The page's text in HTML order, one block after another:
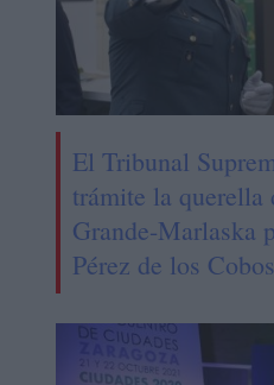
El Tribunal
trámite la querella
Grande-Marlaska
Pérez de los Cobos